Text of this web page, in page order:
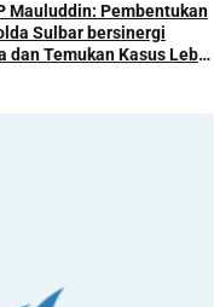
Mauluddin: Pembentukan
Sulbar bersinergi
Temukan Kasus Lebih